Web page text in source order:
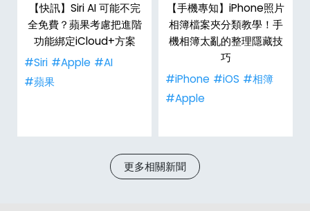
【快訊】Siri AI 可能不完
全免費？蘋果考慮把進階
功能綁定iCloud+方案
#Siri #Apple #AI
#蘋果
【手機專知】iPhone照片
相簿檔案夾分類教學！手
機相簿太亂的整理隱藏技
巧
#iPhone #iOS #相簿
#Apple
更多相關新聞